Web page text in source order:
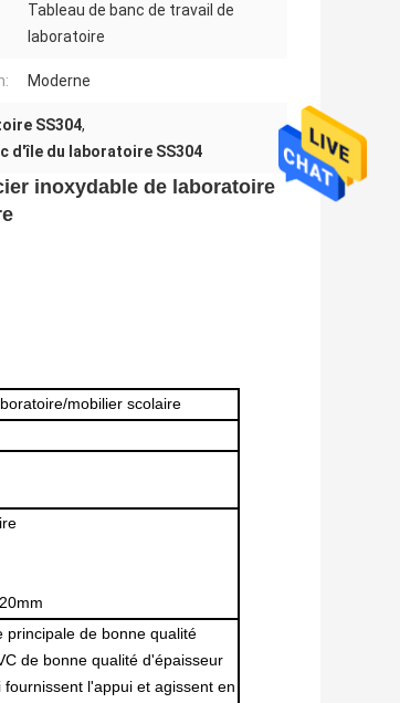
Tableau de banc de travail de
laboratoire
Moderne
SS304,
d'île du laboratoire SS304
inoxydable de laboratoire
mobilier scolaire
principale de bonne qualité
de bonne qualité d'épaisseur
l'appui et agissent en